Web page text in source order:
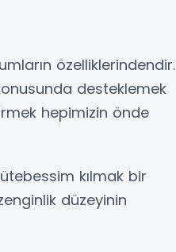
özelliklerindendir.
desteklemek
hepimizin önde
kılmak bir
düzeyinin